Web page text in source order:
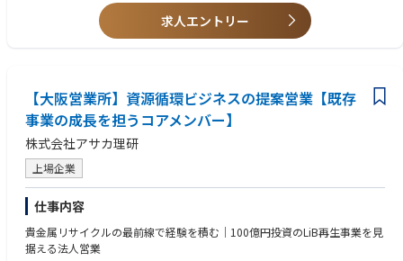
■こんな方に、ぜひ来てほしい
・法人営業の経験を活かし、事業づくりにも挑戦してみたい方
・これまでの環境で培った力を、別のフィールドでも試してみたい方
・大企業の分業体制の中で、"自分の仕事が事業に効いている実感"を持ち
たいと願っている方
・資源循環・脱炭素・サーキュラーエコノミー——社会の大きな流れに、
自分の仕事を重ねたい方
■アサカ理研の魅力
（1）業界の重要性：国連のSDGs目標においてリサイクル業界は重要な位
置づけとなっており、当社のビジネスは重要性が増しています。
（2）成長性：経済産業省より、今後の地域経済を牽引することが期待さ
れる企業「地域未来牽引企業」 として指定を受けています。また、今後拡
大が見込まれるスマホ、EV、自動車自動運転の業界に関連しているレアメ
求人エントリー
【大阪営業所】資源循環ビジネスの提案営業【既存
事業の成長を担うコアメンバー】
株式会社アサカ理研
上場企業
仕事内容
貴金属リサイクルの最前線で経験を積む｜100億円投資のLiB再生事業を見
据える法人営業